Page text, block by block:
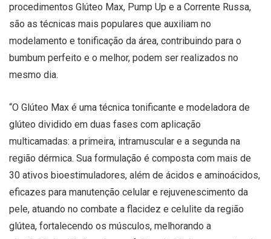
procedimentos Glúteo Max, Pump Up e a Corrente Russa,
são as técnicas mais populares que auxiliam no
modelamento e tonificação da área, contribuindo para o
bumbum perfeito e o melhor, podem ser realizados no
mesmo dia.
“O Glúteo Max é uma técnica tonificante e modeladora de
glúteo dividido em duas fases com aplicação
multicamadas: a primeira, intramuscular e a segunda na
região dérmica. Sua formulação é composta com mais de
30 ativos bioestimuladores, além de ácidos e aminoácidos,
eficazes para manutenção celular e rejuvenescimento da
pele, atuando no combate a flacidez e celulite da região
glútea, fortalecendo os músculos, melhorando a